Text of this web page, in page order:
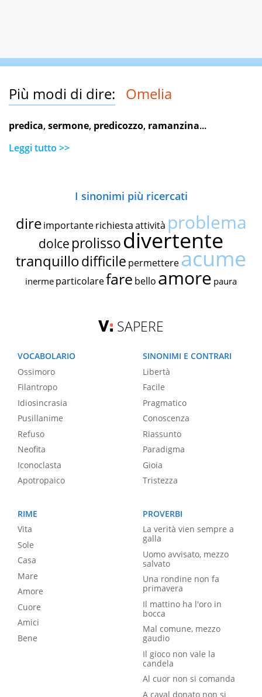
Più modi di dire: Omelia
predica,sermone, predicozzo, ramanzina...
Leggi tutto >>
I sinonimi più ricercati
dire importante richiestaattività problema
dolce prolissodivertente
tranquillodifficile permettereacume
inerme particolarefare bello amore paura
SAPERE
VOCABOLARIO
Ossimoro
Filantropo
Idiosincrasia
Pusillanime
Refuso
Neofita
Iconoclasta
Apotropaico
SINONIMI E CONTRARI
Libertà
Facile
Pragmatico
Conoscenza
Riassunto
Paradigma
Gioia
Tristezza
RIME
Vita
Sole
Casa
Mare
Amore
Cuore
Amici
Bene
PROVERBI
La verità vien sempre a
galla
Uomo avvisato, mezzo
salvato
Una rondine non fa
primavera
Il mattino ha l'oro in
bocca
Mal comune, mezzo
gaudio
Il gioco non vale la
candela
Al cuor non si comanda
A caval donato non si